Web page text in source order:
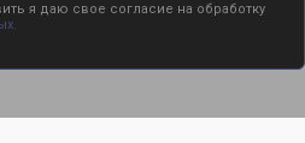
я даю свое согласие на обработку